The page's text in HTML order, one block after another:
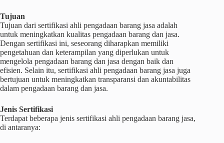
Tujuan
Tujuan dari sertifikasi ahli pengadaan barang jasa adalah
untuk meningkatkan kualitas pengadaan barang dan jasa.
Dengan sertifikasi ini, seseorang diharapkan memiliki
pengetahuan dan keterampilan yang diperlukan untuk
mengelola pengadaan barang dan jasa dengan baik dan
efisien. Selain itu, sertifikasi ahli pengadaan barang jasa juga
bertujuan untuk meningkatkan transparansi dan akuntabilitas
dalam pengadaan barang dan jasa.
Jenis Sertifikasi
Terdapat beberapa jenis sertifikasi ahli pengadaan barang jasa,
di antaranya: